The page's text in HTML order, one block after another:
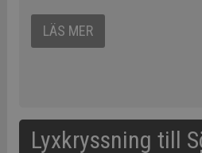
LÄS MER
Lyxkryssning till